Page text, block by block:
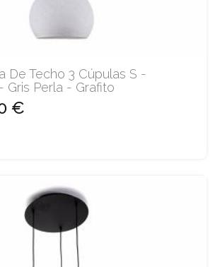
De Techo 3 Cúpulas S -
Gris Perla - Grafito
€